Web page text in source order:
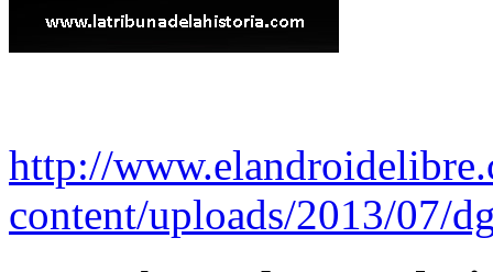
http://
content/uploads/2013/07/